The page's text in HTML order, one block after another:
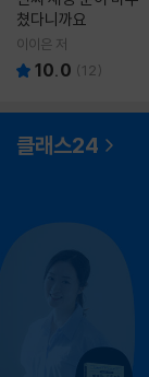
쳤다니까요
이이은 저
10.0 (12)
클래스24